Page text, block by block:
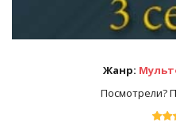
Жанр:
Посмотрели?